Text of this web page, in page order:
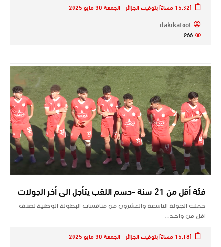
[15:32 مساءً] بتوقيت الجزائر - الجمعة 30 مايو 2025
dakikafoot
266
فئة أقل من 21 سنة -حسم اللقب يتأجل الى أخر الجولات
حملت الجولة التاسعة والعشرون من منافسات البطولة الوطنية لصنف
اقل من واحد…
[15:18 مساءً] بتوقيت الجزائر - الجمعة 30 مايو 2025